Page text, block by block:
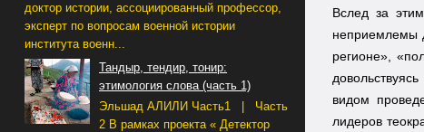
Вслед за
неприемлемы
регионе»,
видом
лидеров
доктор истории, ассоциированный профессор,
эксперт по вопросам военной истории
института военн...
Тандыр, тендир, тонир:
этимология слова (часть 1)
Эльшад АЛИЛИ Часть1 | Часть
2 В рамках проекта « Детектор